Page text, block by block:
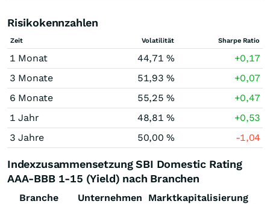
Risikokennzahlen
Zeit Volatilität Sharpe Ratio
1 Monat 44,71 %
+0,17
3 Monate
51,93 %
+0,07
6 Monate
55,25 %
+0,47
1 Jahr
48,81 %
+0,53
3 Jahre
50,00 % -1,04
Indexzusammensetzung SBI Domestic Rating
AAA-BBB 1-15 (Yield) nach Branchen
Branche Unternehmen
Marktkapitalisierung